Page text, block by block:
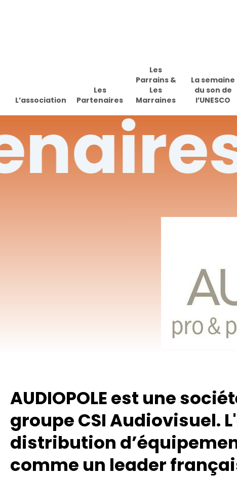
L’association
Les
Partenaires
Les
Parrains &
Les
Marraines
La semaine
du son de
l’UNESCO
AUDIOPOLE est une
groupe CSI Audiovisuel.
distribution
comme un leader